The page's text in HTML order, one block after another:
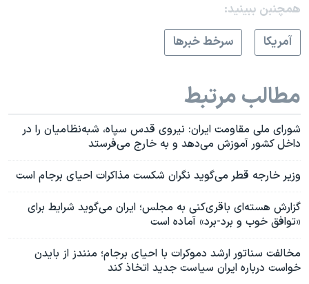
همچنبن ببینید:
آمريکا
سرخط خبرها
مطالب مرتبط
شورای ملی مقاومت ایران: نیروی قدس سپاه، شبه‌نظامیان را در
داخل کشور آموزش می‌دهد و به خارج می‌فرستد
وزیر خارجه قطر می‌گوید نگران شکست مذاکرات احیای برجام است
گزارش هسته‌ای باقری‌کنی به مجلس؛ ایران می‌گوید شرایط برای
«توافق خوب و برد-برد» آماده است
مخالفت سناتور ارشد دموکرات با احیای برجام؛ منندز از بایدن
خواست درباره ایران سیاست جدید اتخاذ کند